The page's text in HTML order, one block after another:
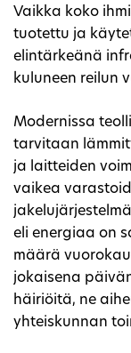
Vaikka koko
tuotettu ja
elintärkeänä
kuluneen reilun
Modernissa
tarvitaan
ja laitteiden
vaikea
eli energiaa on
määrä
jokaisena
häiriöitä, ne
yhteiskunnan